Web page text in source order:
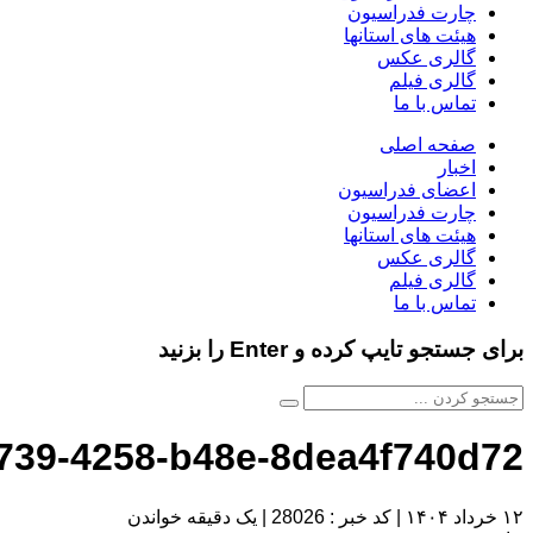
چارت فدراسیون
هیئت های استانها
گالری عکس
گالری فیلم
تماس با ما
صفحه اصلی
اخبار
اعضای فدراسیون
چارت فدراسیون
هیئت های استانها
گالری عکس
گالری فیلم
تماس با ما
برای جستجو تایپ کرده و Enter را بزنید
4258-b48e-8dea4f740d72
۱۲ خرداد ۱۴۰۴ کد خبر : 28026
یک دقیقه خواندن